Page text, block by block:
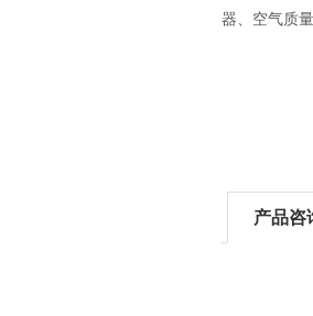
器、空气质
产品咨